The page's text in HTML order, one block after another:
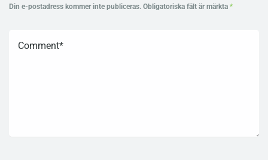
Din e-postadress kommer inte publiceras. Obligatoriska fält är märkta *